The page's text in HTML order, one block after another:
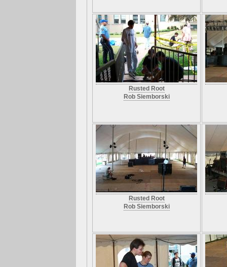
Rusted Root
Rob Siemborski
Rusted Root
Rob Siemborski